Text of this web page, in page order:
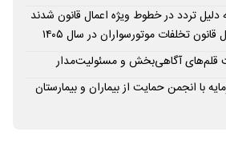
به دلیل تردد در خطوط ویژه اعمال قانون شدند
قلم‌های آگاهی‌بخش و مسئولیت‌مدار
با انجمن حمایت از بیماران و بیمارستان